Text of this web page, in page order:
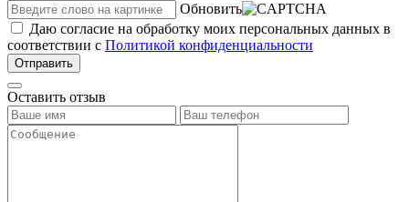
Обновить
Даю согласие на обработку моих персональных данных в
соответствии с Политикой конфиденциальности
Отправить
Оставить отзыв